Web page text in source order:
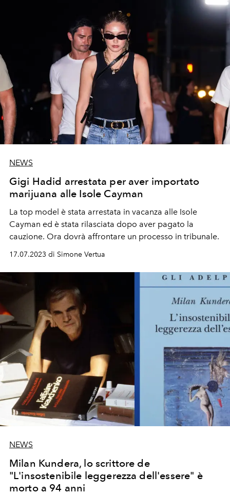
NEWS
Gigi Hadid arrestata per aver importato
marijuana alle Isole Cayman
La top model è stata arrestata in vacanza alle Isole
Cayman ed è stata rilasciata dopo aver pagato la
cauzione. Ora dovrà affrontare un processo in tribunale.
17.07.2023 di Simone Vertua
NEWS
Milan Kundera, lo scrittore de
"L'insostenibile leggerezza dell'essere" è
morto a 94 anni